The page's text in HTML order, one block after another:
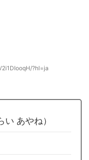
?hl=ja
あやね）